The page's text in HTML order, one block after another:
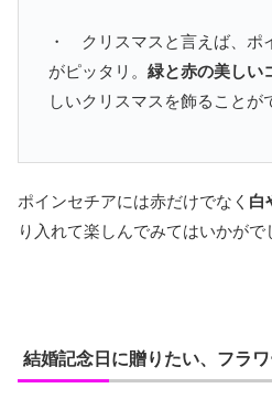
・ クリスマスと言えば、ポ
がピッタリ。 緑と赤の美しい
しいクリスマスを飾ることが
ポインセチアには赤だけでなく 白
り入れて楽しんでみてはいかがで
結婚記念日に贈りたい、フラワ